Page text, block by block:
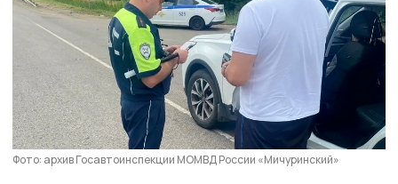
Фото: архив Госавтоинспекции МОМВД России «Мичуринский»